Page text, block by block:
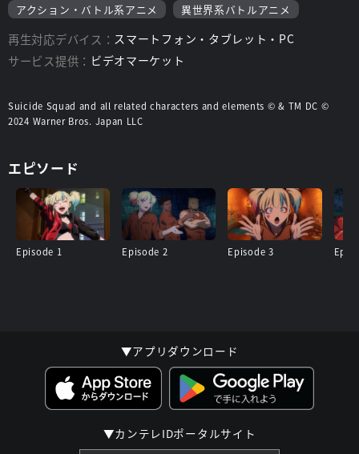
アクション・バトル系アニメ
異世界系バトルアニメ
再生対応デバイス： スマートフォン・タブレット・PC
サービス提供： ビデオマーケット
Suicide Squad and all related characters and elements © & TM DC ©
2024 Warner Bros. Japan LLC
エピソード
Episode 1 Episode 2 Episode 3
▼アプリダウンロード
▼カンテレIDポータルサイト